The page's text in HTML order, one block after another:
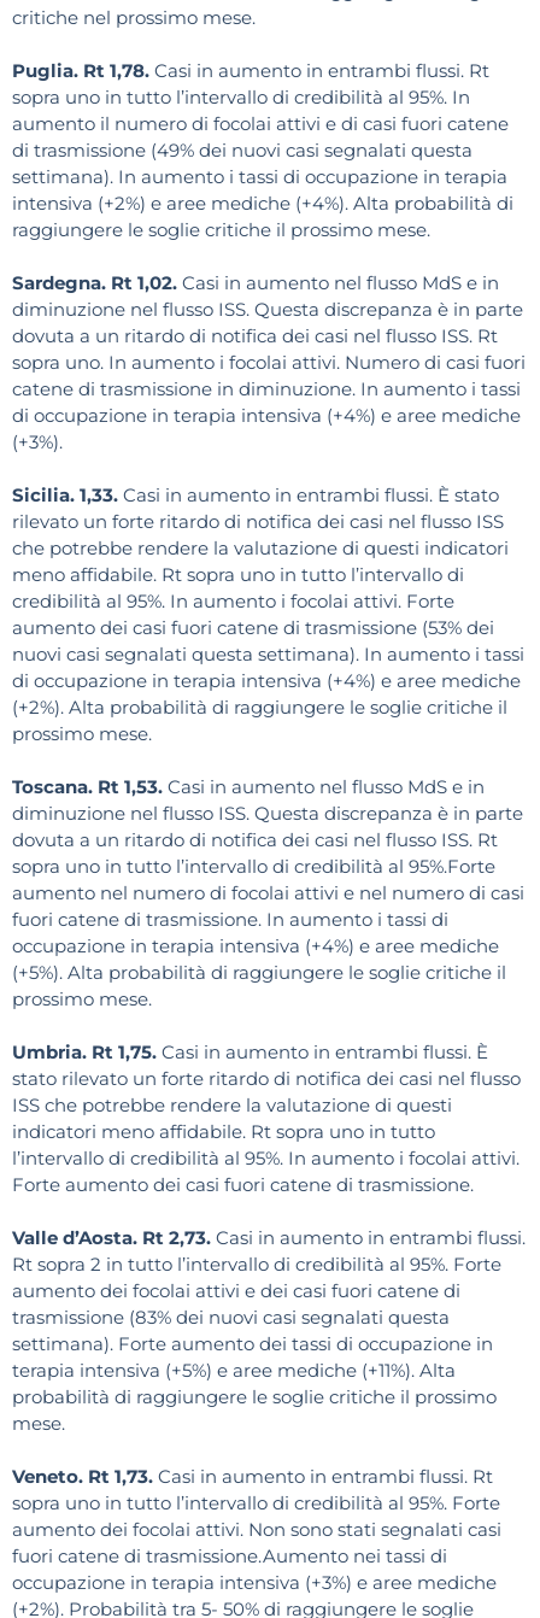
critiche nel prossimo mese.
Puglia. Rt 1,78. Casi in aumento in entrambi flussi. Rt
sopra uno in tutto l’intervallo di credibilità al 95%. In
aumento il numero di focolai attivi e di casi fuori catene
di trasmissione (49% dei nuovi casi segnalati questa
settimana). In aumento i tassi di occupazione in terapia
intensiva (+2%) e aree mediche (+4%). Alta probabilità di
raggiungere le soglie critiche il prossimo mese.
Sardegna. Rt 1,02. Casi in aumento nel flusso MdS e in
diminuzione nel flusso ISS. Questa discrepanza è in parte
dovuta a un ritardo di notifica dei casi nel flusso ISS. Rt
sopra uno. In aumento i focolai attivi. Numero di casi fuori
catene di trasmissione in diminuzione. In aumento i tassi
di occupazione in terapia intensiva (+4%) e aree mediche
(+3%).
Sicilia. 1,33. Casi in aumento in entrambi flussi. È stato
rilevato un forte ritardo di notifica dei casi nel flusso ISS
che potrebbe rendere la valutazione di questi indicatori
meno affidabile. Rt sopra uno in tutto l’intervallo di
credibilità al 95%. In aumento i focolai attivi. Forte
aumento dei casi fuori catene di trasmissione (53% dei
nuovi casi segnalati questa settimana). In aumento i tassi
di occupazione in terapia intensiva (+4%) e aree mediche
(+2%). Alta probabilità di raggiungere le soglie critiche il
prossimo mese.
Toscana. Rt 1,53. Casi in aumento nel flusso MdS e in
diminuzione nel flusso ISS. Questa discrepanza è in parte
dovuta a un ritardo di notifica dei casi nel flusso ISS. Rt
sopra uno in tutto l’intervallo di credibilità al 95%.Forte
aumento nel numero di focolai attivi e nel numero di casi
fuori catene di trasmissione. In aumento i tassi di
occupazione in terapia intensiva (+4%) e aree mediche
(+5%). Alta probabilità di raggiungere le soglie critiche il
prossimo mese.
Umbria. Rt 1,75. Casi in aumento in entrambi flussi. È
stato rilevato un forte ritardo di notifica dei casi nel flusso
ISS che potrebbe rendere la valutazione di questi
indicatori meno affidabile. Rt sopra uno in tutto
l’intervallo di credibilità al 95%. In aumento i focolai attivi.
Forte aumento dei casi fuori catene di trasmissione.
Valle d’Aosta. Rt 2,73. Casi in aumento in entrambi flussi.
Rt sopra 2 in tutto l’intervallo di credibilità al 95%. Forte
aumento dei focolai attivi e dei casi fuori catene di
trasmissione (83% dei nuovi casi segnalati questa
settimana). Forte aumento dei tassi di occupazione in
terapia intensiva (+5%) e aree mediche (+11%). Alta
probabilità di raggiungere le soglie critiche il prossimo
mese.
Veneto. Rt 1,73. Casi in aumento in entrambi flussi. Rt
sopra uno in tutto l’intervallo di credibilità al 95%. Forte
aumento dei focolai attivi. Non sono stati segnalati casi
fuori catene di trasmissione.Aumento nei tassi di
occupazione in terapia intensiva (+3%) e aree mediche
(+2%). Probabilità tra 5- 50% di raggiungere le soglie